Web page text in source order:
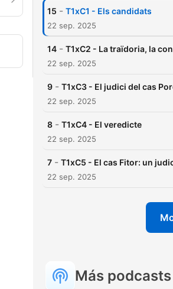
15 - T1xC1 - Els candidats
22 sep. 2025
14 - T1xC2 - La traïdoria, la
22 sep. 2025
9 - T1xC3 - El judici del cas
22 sep. 2025
8 - T1xC4 - El veredicte
22 sep. 2025
7 - T1xC5 - El cas Fitor: un
22 sep. 2025
Más